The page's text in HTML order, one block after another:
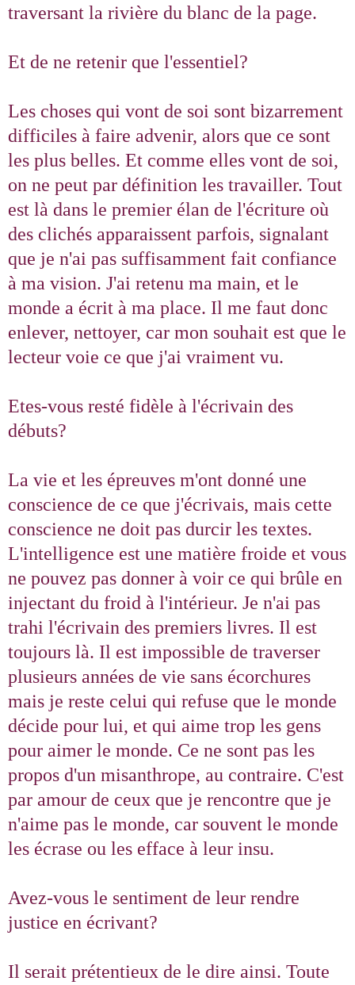
traversant la rivière du blanc de la page.
Et de ne retenir que l'essentiel?
Les choses qui vont de soi sont bizarrement
difficiles à faire advenir, alors que ce sont
les plus belles. Et comme elles vont de soi,
on ne peut par définition les travailler. Tout
est là dans le premier élan de l'écriture où
des clichés apparaissent parfois, signalant
que je n'ai pas suffisamment fait confiance
à ma vision. J'ai retenu ma main, et le
monde a écrit à ma place. Il me faut donc
enlever, nettoyer, car mon souhait est que le
lecteur voie ce que j'ai vraiment vu.
Etes-vous resté fidèle à l'écrivain des
débuts?
La vie et les épreuves m'ont donné une
conscience de ce que j'écrivais, mais cette
conscience ne doit pas durcir les textes.
L'intelligence est une matière froide et vous
ne pouvez pas donner à voir ce qui brûle en
injectant du froid à l'intérieur. Je n'ai pas
trahi l'écrivain des premiers livres. Il est
toujours là. Il est impossible de traverser
plusieurs années de vie sans écorchures
mais je reste celui qui refuse que le monde
décide pour lui, et qui aime trop les gens
pour aimer le monde. Ce ne sont pas les
propos d'un misanthrope, au contraire. C'est
par amour de ceux que je rencontre que je
n'aime pas le monde, car souvent le monde
les écrase ou les efface à leur insu.
Avez-vous le sentiment de leur rendre
justice en écrivant?
Il serait prétentieux de le dire ainsi. Toute